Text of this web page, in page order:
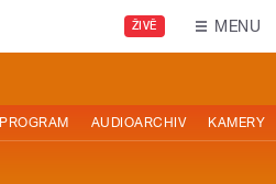
ŽIVĚ MENU
PROGRAM AUDIOARCHIV KAMERY